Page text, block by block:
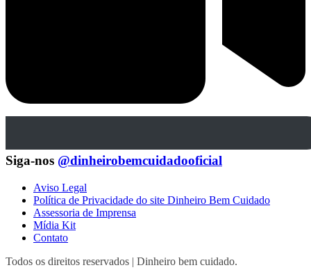
Siga-nos @dinheirobemcuidadooficial
Aviso Legal
Política de Privacidade do site Dinheiro Bem Cuidado
Assessoria de Imprensa
Mídia Kit
Contato
Todos os direitos reservados | Dinheiro bem cuidado.